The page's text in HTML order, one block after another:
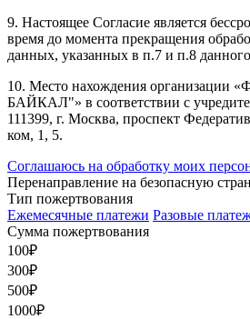
9. Настоящее Согласие является
время до момента прекращения
данных, указанных в п.7 и п.8
10. Место нахождения организации
БАЙКАЛ"» в соответствии с
111399, г. Москва, проспект
ком, 1, 5.
Соглашаюсь на обработку моих
Перенаправление на безопасную
Тип пожертвования
Ежемесячные платежи Разовые
Сумма пожертвования
100₽
300₽
500₽
1000₽